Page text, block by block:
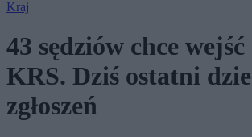
Kraj
43 sędziów chce
KRS. Dziś ostatni
zgłoszeń